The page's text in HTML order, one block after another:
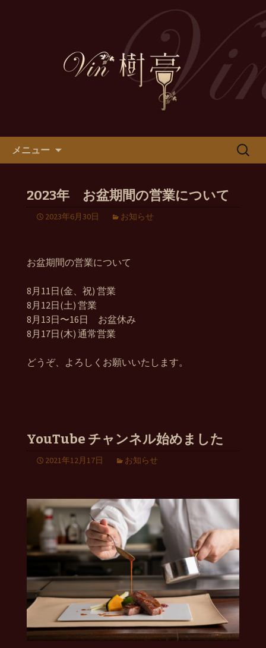
Vin樹亭ニュース
Vin樹亭から耳よりの情報をお伝えしま
メニュー
検
2023年 お盆期間の営業について
2023年6月30日 お知らせ
お盆期間の営業について
8月11日(金、祝) 営業
8月12日(土) 営業
8月13日〜16日 お盆休み
8月17日(木) 通常営業
どうぞ、よろしくお願いいたします。
YouTube チャンネル始めました
2021年12月17日 お知らせ